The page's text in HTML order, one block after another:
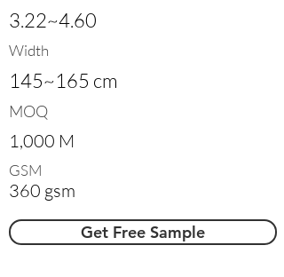
3.22~4.60
Width
145~165 cm
MOQ
1,000 M
GSM
360 gsm
Get Free Sample